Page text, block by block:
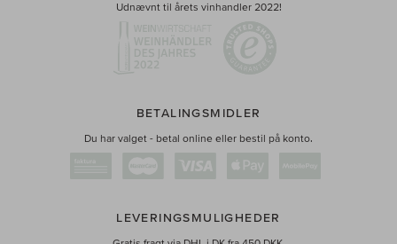
Udnævnt til årets vinhandler 2022!
BETALINGSMIDLER
Du har valget - betal online eller bestil på konto.
LEVERINGSMULIGHEDER